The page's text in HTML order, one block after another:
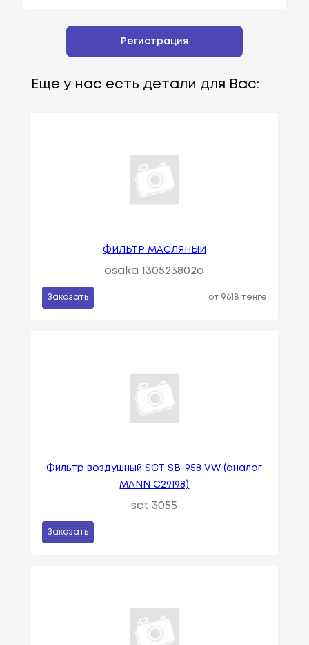
Регистрация
Еще у нас есть детали для Вас:
ФИЛЬТР МАСЛЯНЫЙ
osaka 130523802o
Заказать от 9618 тенге
Фильтр воздушный SCT SB-958 VW (аналог
MANN C29198)
sct 3055
Заказать